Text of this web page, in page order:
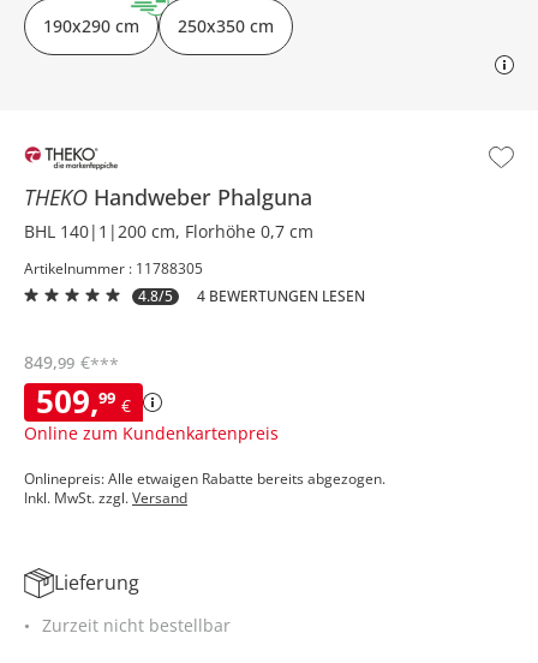
THEKO Handweber Phalguna
BHL 140|1|200 cm, Florhöhe 0,7 cm
Artikelnummer : 11788305
4.8/5
4 BEWERTUNGEN LESEN
509,99 €
Online zum Kundenkartenpreis
849,99 €***
Onlinepreis: Alle etwaigen Rabatte bereits abgezogen.
Inkl. MwSt. zzgl.Versand
190x290 cm 250x350 cm
Lieferung
Zurzeit nicht bestellbar